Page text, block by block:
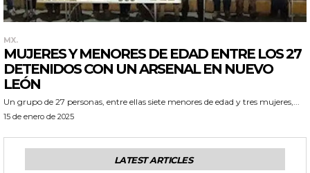
MX.
MUJERES Y MENORES DE EDAD ENTRE LOS 27
DETENIDOS CON UN ARSENAL EN NUEVO
LEÓN
Un grupo de 27 personas, entre ellas siete menores de edad y tres mujeres,...
15 de enero de 2025
LATEST ARTICLES